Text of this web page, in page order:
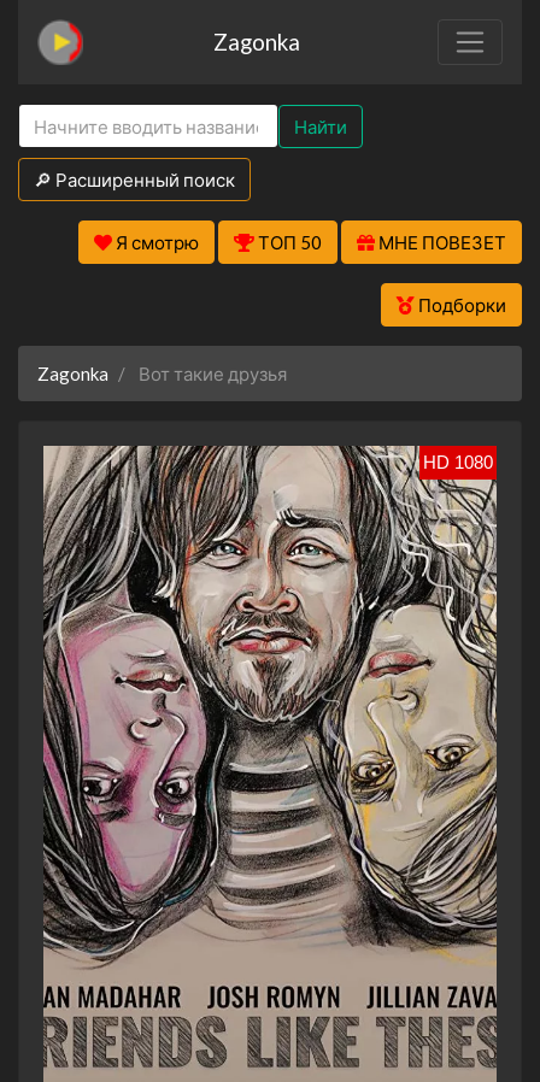
Zagonka
Найти
🔎 Расширенный поиск
Я смотрю ТОП 50 МНЕ ПОВЕЗЕТ
Подборки
Zagonka Вот такие друзья
HD 1080